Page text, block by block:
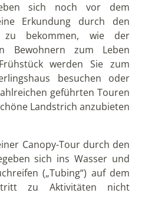
sich noch vor dem
Erkundung durch den
bekommen, wie der
Bewohnern zum Leben
werden Sie zum
besuchen oder
geführten Touren
Landstrich anzubieten
Canopy-Tour durch den
sich ins Wasser und
(„Tubing“) auf dem
zu Aktivitäten nicht